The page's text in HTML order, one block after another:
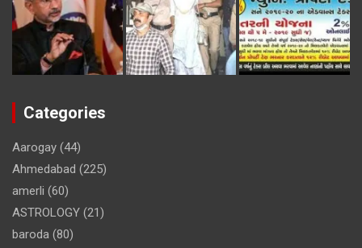
Categories
Aarogay (44)
Ahmedabad (225)
amerli (60)
ASTROLOGY (21)
baroda (80)